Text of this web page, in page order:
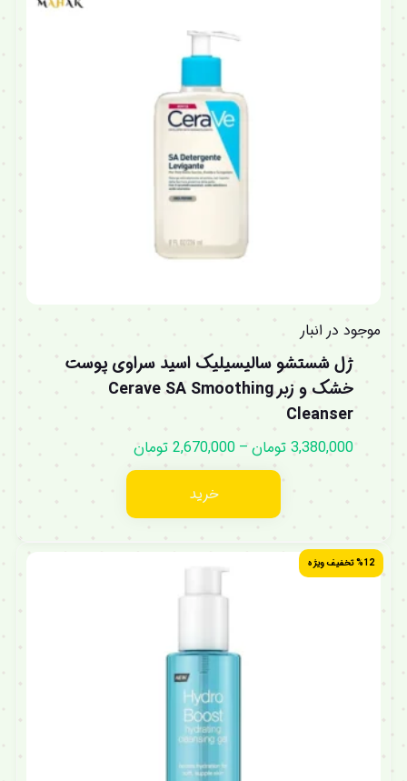
موجود در انبار
ژل شستشو سالیسیلیک اسید سراوی پوست
خشک و زبر Cerave SA Smoothing
Cleanser
3,380,000 تومان –
2,670,000 تومان
خرید
%12 تخفیف ویژه